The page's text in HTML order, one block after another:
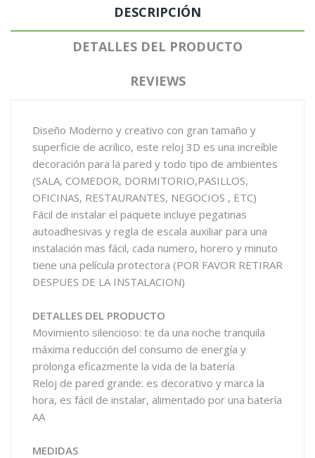
DESCRIPCIÓN
DETALLES DEL PRODUCTO
REVIEWS
Diseño Moderno y creativo con gran tamaño y
superficie de acrílico, este reloj 3D es una increíble
decoración para la pared y todo tipo de ambientes
(SALA, COMEDOR, DORMITORIO,PASILLOS,
OFICINAS, RESTAURANTES, NEGOCIOS , ETC)
Fácil de instalar el paquete incluye pegatinas
autoadhesivas y regla de escala auxiliar para una
instalación mas fácil, cada numero, horero y minuto
tiene una película protectora (POR FAVOR RETIRAR
DESPUES DE LA INSTALACION)
DETALLES DEL PRODUCTO
Movimiento silencioso: te da una noche tranquila
máxima reducción del consumo de energía y
prolonga eficazmente la vida de la batería
Reloj de pared grande: es decorativo y marca la
hora, es fácil de instalar, alimentado por una batería
AA
MEDIDAS